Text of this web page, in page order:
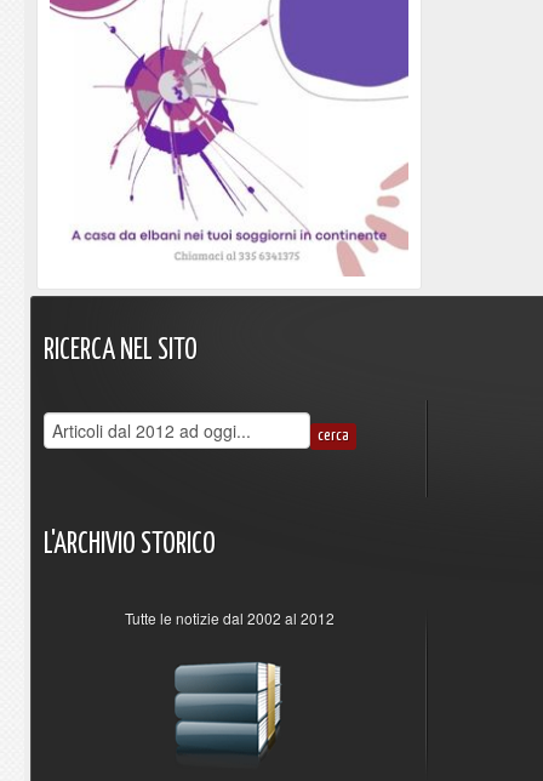
RICERCA NEL SITO
L'ARCHIVIO STORICO
Tutte le notizie dal 2002 al 2012